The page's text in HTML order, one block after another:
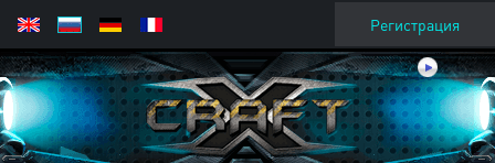
Регистрация